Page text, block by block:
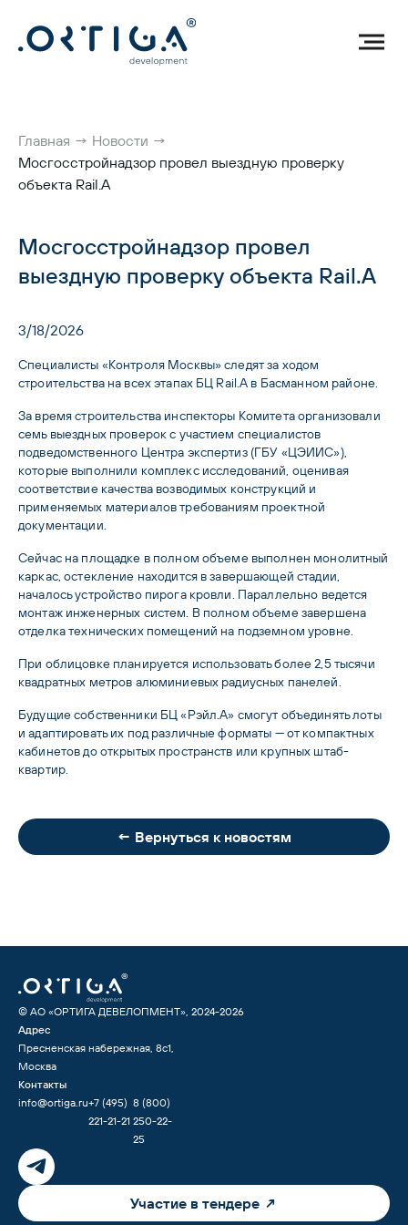
Главная → Новости →
Мосгосстройнадзор провел выездную проверку
объекта Rail.A
Мосгосстройнадзор провел
выездную проверку объекта Rail.A
3/18/2026
Специалисты «Контроля Москвы» следят за ходом
строительства на всех этапах БЦ Rail.A в Басманном районе.
За время строительства инспекторы Комитета организовали
семь выездных проверок с участием специалистов
подведомственного Центра экспертиз (ГБУ «ЦЭИИС»),
которые выполнили комплекс исследований, оценивая
соответствие качества возводимых конструкций и
применяемых материалов требованиям проектной
документации.
Сейчас на площадке в полном объеме выполнен монолитный
каркас, остекление находится в завершающей стадии,
началось устройство пирога кровли. Параллельно ведется
монтаж инженерных систем. В полном объеме завершена
отделка технических помещений на подземном уровне.
При облицовке планируется использовать более 2,5 тысячи
квадратных метров алюминиевых радиусных панелей.
Будущие собственники БЦ «Рэйл.А» смогут объединять лоты
и адаптировать их под различные форматы — от компактных
кабинетов до открытых пространств или крупных штаб-
квартир.
← Вернуться к новостям
© АО «ОРТИГА ДЕВЕЛОПМЕНТ», 2024-2026
Адрес
Пресненская набережная, 8с1,
Москва
Контакты
info@ortiga.ru+7 (495)
221-21-21
8 (800)
250-22-
25
Участие в тендере ↗